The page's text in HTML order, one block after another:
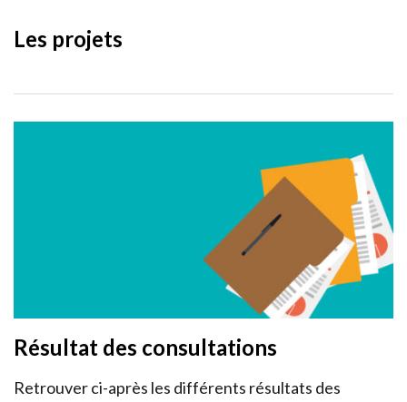
Les projets
Résultat des consultations
Retrouver ci-après les différents résultats des